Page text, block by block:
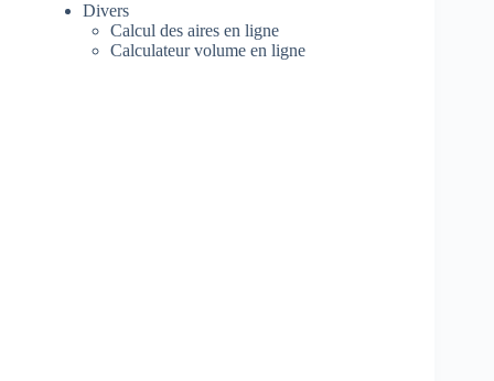
Divers
Calcul des aires en ligne
Calculateur volume en ligne